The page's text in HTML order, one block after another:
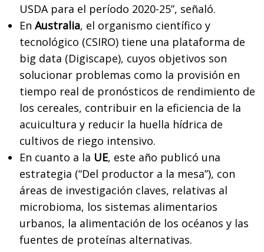
USDA para el período 2020-25”, señaló.
En Australia, el organismo científico y
tecnológico (CSIRO) tiene una plataforma de
big data (Digiscape), cuyos objetivos son
solucionar problemas como la provisión en
tiempo real de pronósticos de rendimiento de
los cereales, contribuir en la eficiencia de la
acuicultura y reducir la huella hídrica de
cultivos de riego intensivo.
En cuanto a la UE, este año publicó una
estrategia (“Del productor a la mesa”), con
áreas de investigación claves, relativas al
microbioma, los sistemas alimentarios
urbanos, la alimentación de los océanos y las
fuentes de proteínas alternativas.